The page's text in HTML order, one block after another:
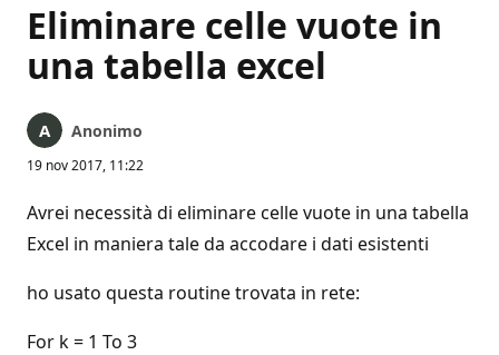
Eliminare celle vuote in
una tabella excel
Anonimo
19 nov 2017, 11:22
Avrei necessità di eliminare celle vuote in una tabella
Excel in maniera tale da accodare i dati esistenti
ho usato questa routine trovata in rete:
For k = 1 To 3